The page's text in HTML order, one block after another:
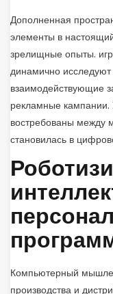
Дополненная
элементы в
зрелищные опыты.
динамично
взаимодействующие
рекламные
востребованы между
становилась в
Компьютерный
производства и